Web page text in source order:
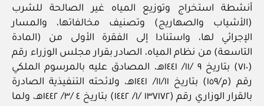
أنشطة استخراج وتوزيع المياه غير الصالحة للشرب
(الأشياب والصهاريج) وتصنيف مخالفاتها، والمسار
الإجرائي لها، واستنادا إلى الفقرة الأولى من (المادة
التاسعة) من نظام المياه، الصادر بقرار مجلس الوزراء رقم
(٧١٠) بتاريخ ٩ /١١/ ١٤٤١هـ، المصادق عليه بالمرسوم الملكي
رقم (م/١٥٩) بتاريخ ١١/١١/ ١٤٤١هـ، ولائحته التنفيذية الصادرة
بالقرار الوزاري رقم (١٣٧١٧٢ /١/ ١٤٤٢) بتاريخ ٤ /٣/ ١٤٤٢هـ، ولما